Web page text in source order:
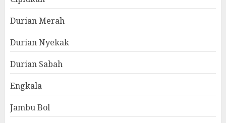
Durian Merah
Durian Nyekak
Durian Sabah
Engkala
Jambu Bol